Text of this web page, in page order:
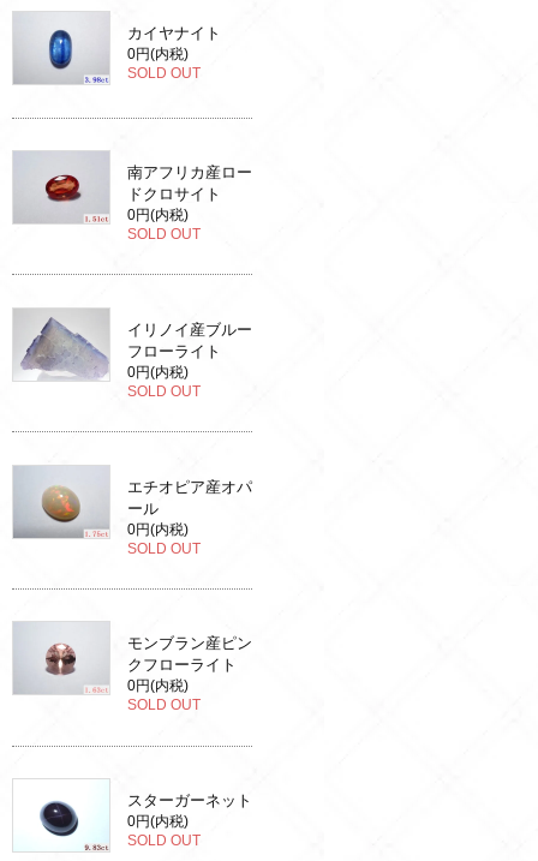
カイヤナイト
0円(内税)
SOLD OUT
南アフリカ産ロー
ドクロサイト
0円(内税)
SOLD OUT
イリノイ産ブルー
フローライト
0円(内税)
SOLD OUT
エチオピア産オパ
ール
0円(内税)
SOLD OUT
モンブラン産ピン
クフローライト
0円(内税)
SOLD OUT
スターガーネット
0円(内税)
SOLD OUT